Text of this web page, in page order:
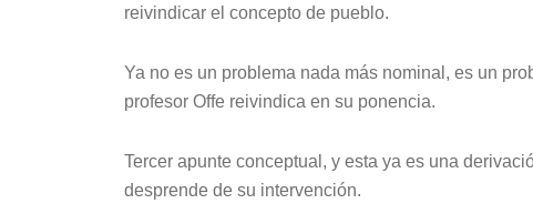
reivindicar el concepto de pueblo.
Ya no es un problema nada más nominal, es un
profesor Offe reivindica en su ponencia.
Tercer apunte conceptual, y esta ya es una
desprende de su intervención.